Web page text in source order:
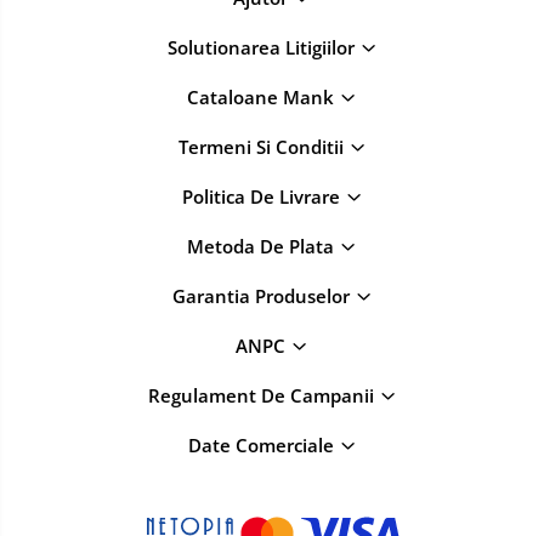
Solutionarea Litigiilor
Cataloane Mank
Termeni Si Conditii
Politica De Livrare
Metoda De Plata
Garantia Produselor
ANPC
Regulament De Campanii
Date Comerciale